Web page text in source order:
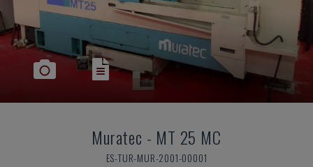
Muratec - MT 25 MC
ES-TUR-MUR-2001-00001